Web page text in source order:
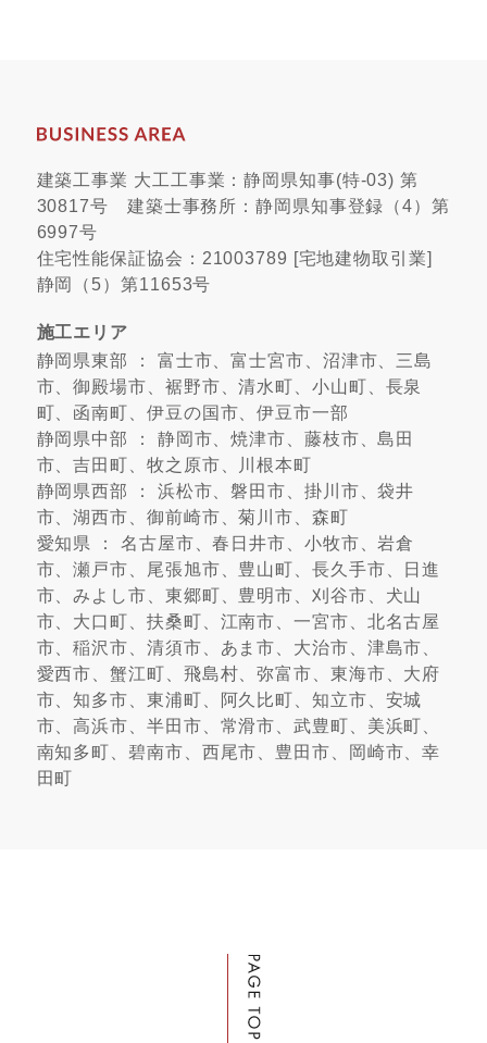
建築工事業 大工工事業：静岡県知事(特-03) 第
30817号 建築士事務所：静岡県知事登録（4）第
6997号
住宅性能保証協会：21003789 [宅地建物取引業]
静岡（5）第11653号
施工エリア
静岡県東部 ： 富士市、富士宮市、沼津市、三島
市、御殿場市、裾野市、清水町、小山町、長泉
町、函南町、伊豆の国市、伊豆市一部
静岡県中部 ： 静岡市、焼津市、藤枝市、島田
市、吉田町、牧之原市、川根本町
静岡県西部 ： 浜松市、磐田市、掛川市、袋井
市、湖西市、御前崎市、菊川市、森町
愛知県 ： 名古屋市、春日井市、小牧市、岩倉
市、瀬戸市、尾張旭市、豊山町、長久手市、日進
市、みよし市、東郷町、豊明市、刈谷市、犬山
市、大口町、扶桑町、江南市、一宮市、北名古屋
市、稲沢市、清須市、あま市、大治市、津島市、
愛西市、蟹江町、飛島村、弥富市、東海市、大府
市、知多市、東浦町、阿久比町、知立市、安城
市、高浜市、半田市、常滑市、武豊町、美浜町、
南知多町、碧南市、西尾市、豊田市、岡崎市、幸
田町